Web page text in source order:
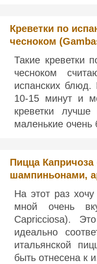
Креветки по
чесноком
Такие креветки
чесноком
испанских блюд.
10-15 минут и
креветки
маленькие очень
Пицца
шампиньонами,
На этот раз
мной очень
Capricciosa).
идеально
итальянской
быть отнесена к